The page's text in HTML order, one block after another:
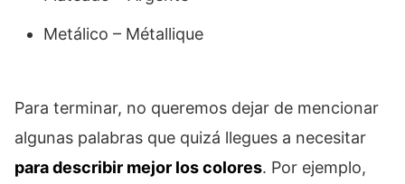
Metálico – Métallique
Para terminar, no queremos dejar de mencionar
algunas palabras que quizá llegues a necesitar
para describir mejor los colores. Por ejemplo,